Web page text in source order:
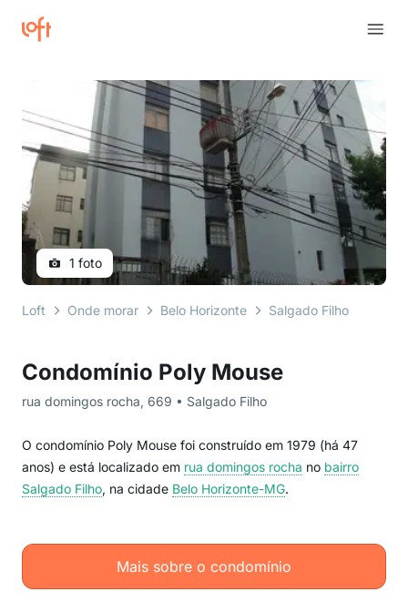
Condomínio Poly Mouse
rua domingos rocha, 669 • Salgado Filho
O condomínio Poly Mouse foi construído em 1979 (há 47
anos) e está localizado em rua domingos rocha no bairro
Salgado Filho, na cidade Belo Horizonte-MG.
Mais sobre o condomínio
1 foto
Loft Onde morar Belo Horizonte Salgado Filho